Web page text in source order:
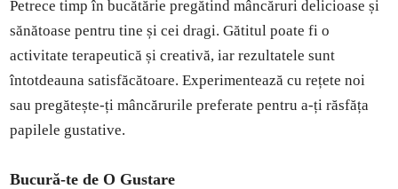
Petrece timp în bucătărie pregătind mâncăruri delicioase și
sănătoase pentru tine și cei dragi. Gătitul poate fi o
activitate terapeutică și creativă, iar rezultatele sunt
întotdeauna satisfăcătoare. Experimentează cu rețete noi
sau pregătește-ți mâncărurile preferate pentru a-ți răsfăța
papilele gustative.
Bucură-te de O Gustare